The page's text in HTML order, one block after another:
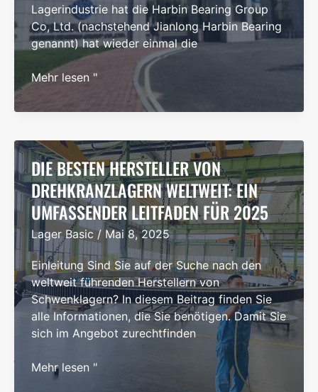
Lagerindustrie hat die Harbin Bearing Group
Co, Ltd. (nachstehend Jianlong Harbin Bearing
genannt) hat wieder einmal die
Fünfundsiebzig
Engagement
Beharrlichkeit
-
Jianlong
Harbin
Aerospace
Installation
neue
Ergebnisse
erzielt
Mehr lesen "
DIE BESTEN HERSTELLER VON
DREHKRANZLAGERN WELTWEIT: EIN
UMFASSENDER LEITFADEN FÜR 2025
Lager Basic/Mai 8, 2025
Einleitung Sind Sie auf der Suche nach den
weltweit führenden Herstellern von
Schwenklagern? In diesem Beitrag finden Sie
alle Informationen, die Sie benötigen. Damit Sie
sich im Angebot zurechtfinden
Die
Mehr lesen "